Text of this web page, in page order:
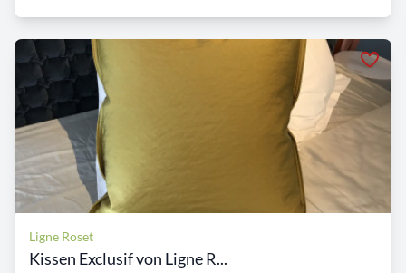
Ligne Roset
Kissen Exclusif von Ligne R...